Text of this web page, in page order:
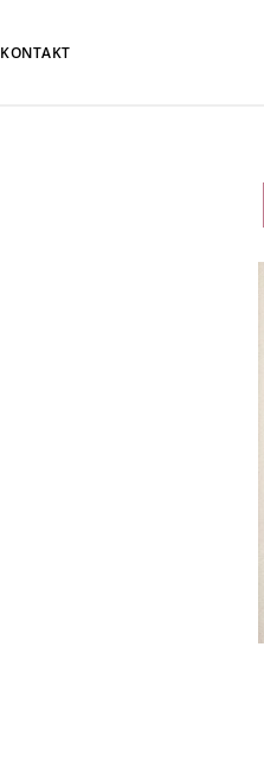
KONTAKT